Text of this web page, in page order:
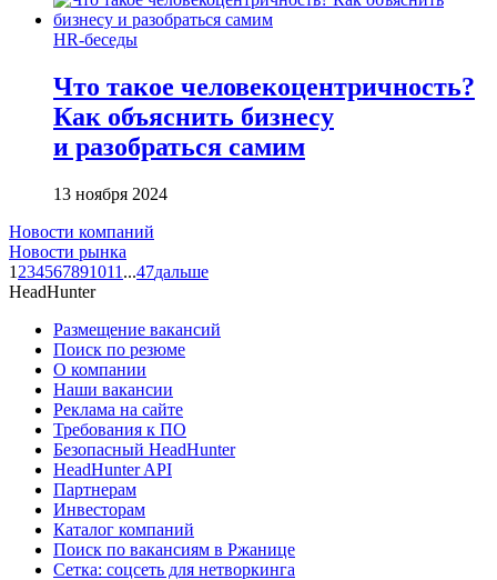
HR-беседы
Что такое человеко­центричность?
Как объяснить бизнесу
и разобраться самим
13 ноября 2024
Новости компаний
Новости рынка
1 234567891011 ...47дальше
HeadHunter
Размещение вакансий
Поиск по резюме
О компании
Наши вакансии
Реклама на сайте
Требования к ПО
Безопасный HeadHunter
HeadHunter API
Партнерам
Инвесторам
Каталог компаний
Поиск по вакансиям в Ржанице
Сетка: соцсеть для нетворкинга